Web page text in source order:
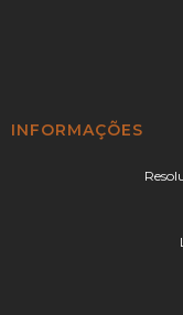
INFORMAÇÕES